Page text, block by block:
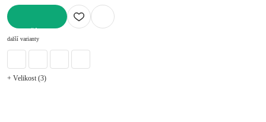
další varianty
+ Velikost (3)